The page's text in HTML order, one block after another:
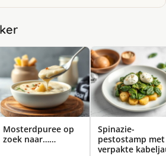
Mosterdpuree op
zoek naar……
Spinazie-
pestostamp met
verpakte